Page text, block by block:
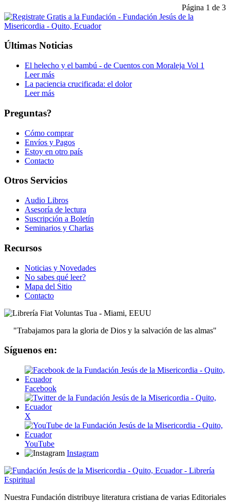
Página 1 de 3
Últimas Noticias
El helecho y el bambú - de Cuentos con Moraleja Vol 1
Leer más
La paciencia crucificada: el dolor
Leer más
Preguntas?
Cómo comprar
Envíos y Pagos
Estoy en otro país
Contacto
Otros Servicios
Audio Libros
Asesoría de lectura
Suscripción a Boletín
Seminarios y Charlas
Recursos
Noticias y Novedades
No sabes qué leer?
Mapa del Sitio
Contacto
"Trabajamos para la gloria de Dios y la salvación de las almas"
Síguenos en:
Facebook
X
YouTube
Instagram
Nuestra Fundación distribuye literatura cristiana de varias Editoriales